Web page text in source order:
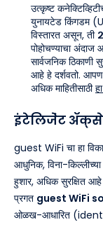
उत्कृष्ट
युनायटेड किंगडम
विस्तारत असून, ती
पोहोचण्याचा अंदाज
सार्वजनिक ठिकाणी
आहे हे दर्शवतो. आपण
अधिक माहितीसाठी
इंटेलिजेंट
guest WiFi चा हा
आधुनिक, विना-
हुशार, अधिक सुरक्षित
प्रगत guest WiFi
ओळख-आधारित